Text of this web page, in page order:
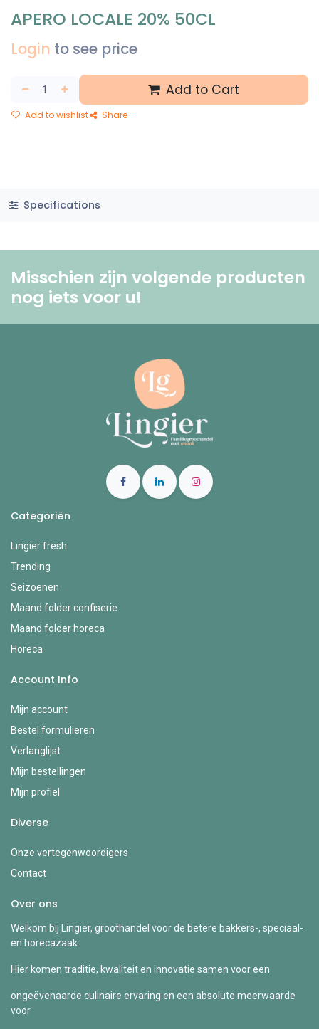
APERO LOCALE 20% 50CL
Login to see price
Add to Cart
Add to wishlist Share
Specifications
Misschien zijn volgende producten
nog iets voor u! ​
Categoriën
Lingier fresh
Trending
Seizoenen
Maand folder confiserie
Maand folder horeca
Horeca
Account Info
Mijn account
Bestel formulieren
Verlanglijst
Mijn bestellingen
Mijn profiel
Diverse
Onze vertegenwoordigers
Contact
Over ons
Welkom bij Lingier, groothandel voor de betere bakkers-, speciaal-
en horecazaak.
Hier komen traditie, kwaliteit en innovatie samen voor een
ongeëvenaarde culinaire ervaring en een absolute meerwaarde
voor